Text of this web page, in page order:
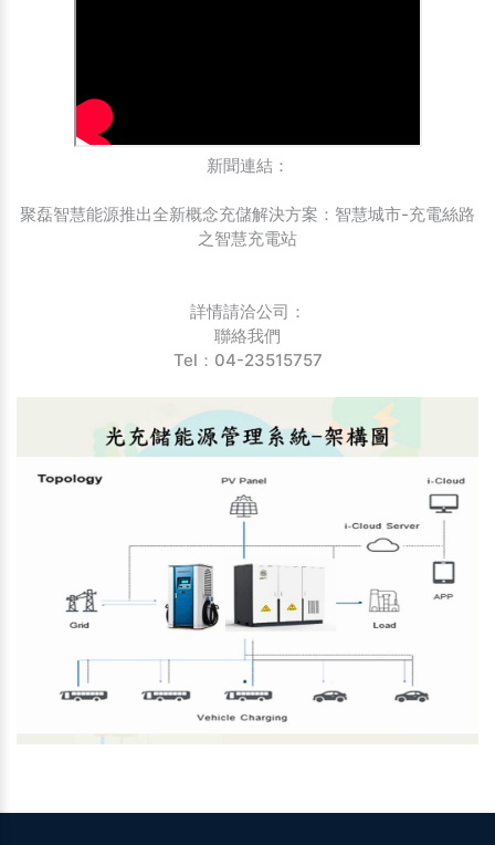
新聞連結：
聚磊智慧能源推出全新概念充儲解決方案：智慧城市-充電絲路
之智慧充電站
詳情請洽公司：
聯絡我們
Tel：04-23515757